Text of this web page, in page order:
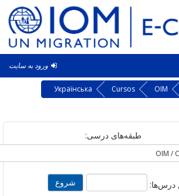
ورود به سایت
Cursos
Українська
طبقه‌های درسی: